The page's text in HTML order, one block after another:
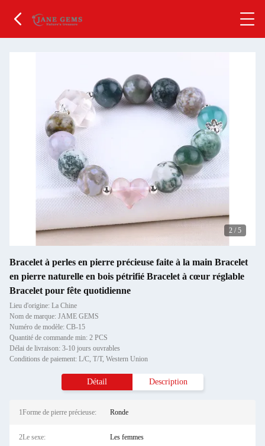
2 / 5
Bracelet à perles en pierre précieuse faite à la main Bracelet
en pierre naturelle en bois pétrifié Bracelet à cœur réglable
Bracelet pour fête quotidienne
Lieu d'origine: La Chine
Nom de marque: JAME GEMS
Numéro de modèle: CB-15
Quantité de commande min: 2 PCS
Délai de livraison: 3-10 jours ouvrables
Conditions de paiement: L/C, T/T, Western Union
Détail Description
1Forme de pierre précieuse: Ronde
2Le sexe: Les femmes